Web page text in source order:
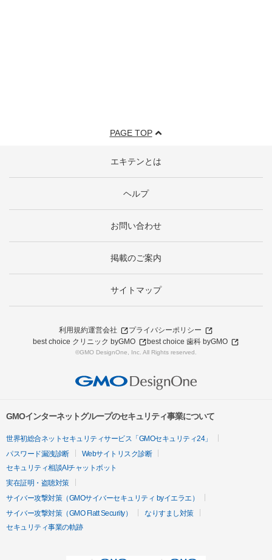
PAGE TOP
エキテンとは
ヘルプ
お問い合わせ
掲載のご案内
サイトマップ
利用規約運営会社
プライバシーポリシー
best choice クリニック byGMO
best choice 歯科 byGMO
©GMO DesignOne, Inc. All Rights reserved.
GMOインターネットグループのセキュリティ事業について
世界初総合ネットセキュリティサービス「GMOセキュリティ24」
パスワード漏洩診断
Webサイトリスク診断
セキュリティ相談AIチャットボット
実在証明・盗聴対策
サイバー攻撃対策（GMOサイバーセキュリティ byイエラエ）
サイバー攻撃対策（GMO Flatt Security）
なりすまし対策
セキュリティ事業の軌跡